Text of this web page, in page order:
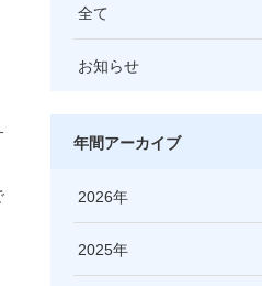
全て
お知らせ
年間アーカイブ
2026
2025